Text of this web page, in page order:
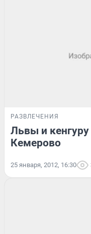
РАЗВЛЕЧЕНИЯ
Львы и
Кемерово
25 января, 2012, 16:30